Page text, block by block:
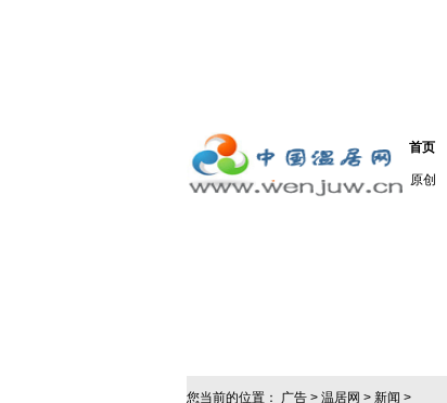
首页
原创
您当前的位置： 广告 > 温居网 > 新闻 >